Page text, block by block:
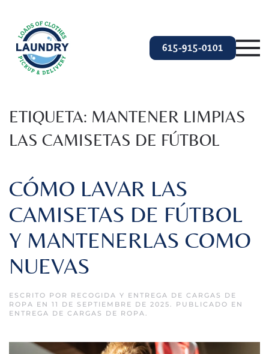
Ir al contenido principal
615-915-0101
ETIQUETA: MANTENER LIMPIAS
LAS CAMISETAS DE FÚTBOL
CÓMO LAVAR LAS
CAMISETAS DE FÚTBOL
Y MANTENERLAS COMO
NUEVAS
ESCRITO POR RECOGIDA Y ENTREGA DE CARGAS DE
ROPA EN 11 DE SEPTIEMBRE DE 2025. PUBLICADO EN
ENTREGA DE CARGAS DE ROPA.